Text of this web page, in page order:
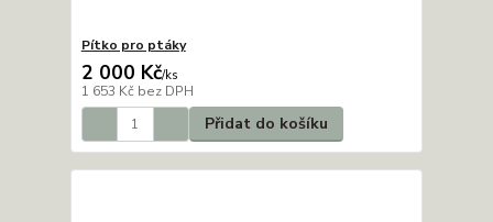
Pítko pro ptáky
2 000 Kč/ks
1 653 Kč bez DPH
Přidat do košíku